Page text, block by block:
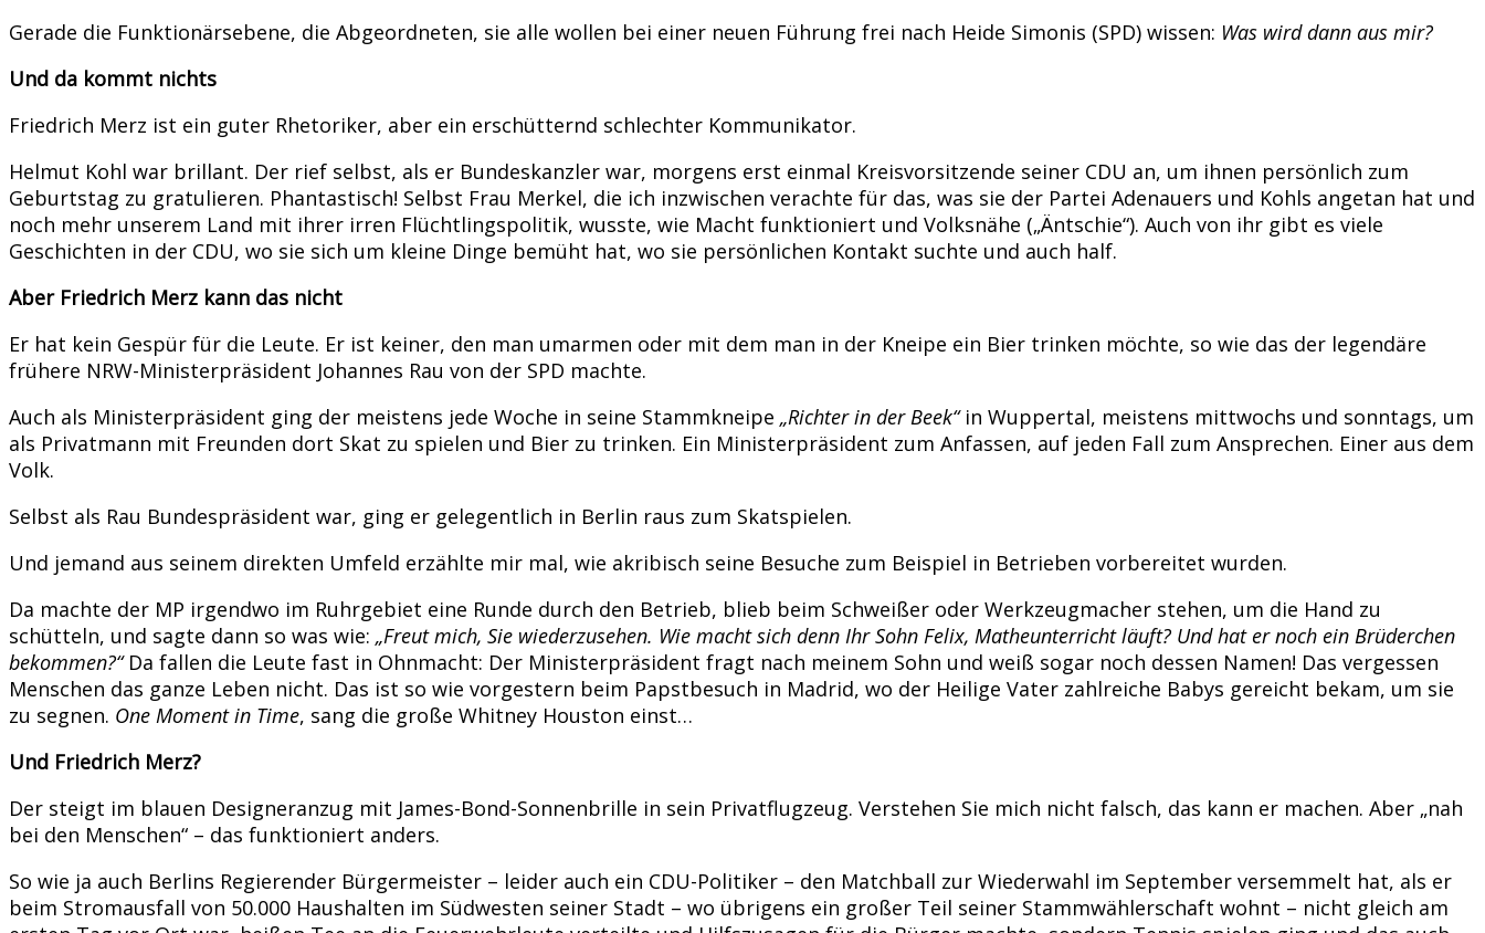
Gerade die Funktionärsebene, die Abgeordneten, sie alle wollen bei einer neuen Führung frei nach Heide Simonis (SPD) wissen: Was wird dann aus mir?
Und da kommt nichts
Friedrich Merz ist ein guter Rhetoriker, aber ein erschütternd schlechter Kommunikator.
Helmut Kohl war brillant. Der rief selbst, als er Bundeskanzler war, morgens erst einmal Kreisvorsitzende seiner CDU an, um ihnen persönlich zum
Geburtstag zu gratulieren. Phantastisch! Selbst Frau Merkel, die ich inzwischen verachte für das, was sie der Partei Adenauers und Kohls angetan hat und
noch mehr unserem Land mit ihrer irren Flüchtlingspolitik, wusste, wie Macht funktioniert und Volksnähe („Äntschie“). Auch von ihr gibt es viele
Geschichten in der CDU, wo sie sich um kleine Dinge bemüht hat, wo sie persönlichen Kontakt suchte und auch half.
Aber Friedrich Merz kann das nicht
Er hat kein Gespür für die Leute. Er ist keiner, den man umarmen oder mit dem man in der Kneipe ein Bier trinken möchte, so wie das der legendäre
frühere NRW-Ministerpräsident Johannes Rau von der SPD machte.
Auch als Ministerpräsident ging der meistens jede Woche in seine Stammkneipe „Richter in der Beek“in Wuppertal, meistens mittwochs und sonntags, um
als Privatmann mit Freunden dort Skat zu spielen und Bier zu trinken. Ein Ministerpräsident zum Anfassen, auf jeden Fall zum Ansprechen. Einer aus dem
Volk.
Selbst als Rau Bundespräsident war, ging er gelegentlich in Berlin raus zum Skatspielen.
Und jemand aus seinem direkten Umfeld erzählte mir mal, wie akribisch seine Besuche zum Beispiel in Betrieben vorbereitet wurden.
Da machte der MP irgendwo im Ruhrgebiet eine Runde durch den Betrieb, blieb beim Schweißer oder Werkzeugmacher stehen, um die Hand zu
schütteln, und sagte dann so was wie: „Freut mich, Sie wiederzusehen. Wie macht sich denn Ihr Sohn Felix, Matheunterricht läuft? Und hat er noch ein Brüderchen
bekommen?“ Da fallen die Leute fast in Ohnmacht: Der Ministerpräsident fragt nach meinem Sohn und weiß sogar noch dessen Namen! Das vergessen
Menschen das ganze Leben nicht. Das ist so wie vorgestern beim Papstbesuch in Madrid, wo der Heilige Vater zahlreiche Babys gereicht bekam, um sie
zu segnen. One Moment in Time, sang die große Whitney Houston einst…
Und Friedrich Merz?
Der steigt im blauen Designeranzug mit James-Bond-Sonnenbrille in sein Privatflugzeug. Verstehen Sie mich nicht falsch, das kann er machen. Aber „nah
bei den Menschen“ – das funktioniert anders.
So wie ja auch Berlins Regierender Bürgermeister – leider auch ein CDU-Politiker – den Matchball zur Wiederwahl im September versemmelt hat, als er
beim Stromausfall von 50.000 Haushalten im Südwesten seiner Stadt – wo übrigens ein großer Teil seiner Stammwählerschaft wohnt – nicht gleich am